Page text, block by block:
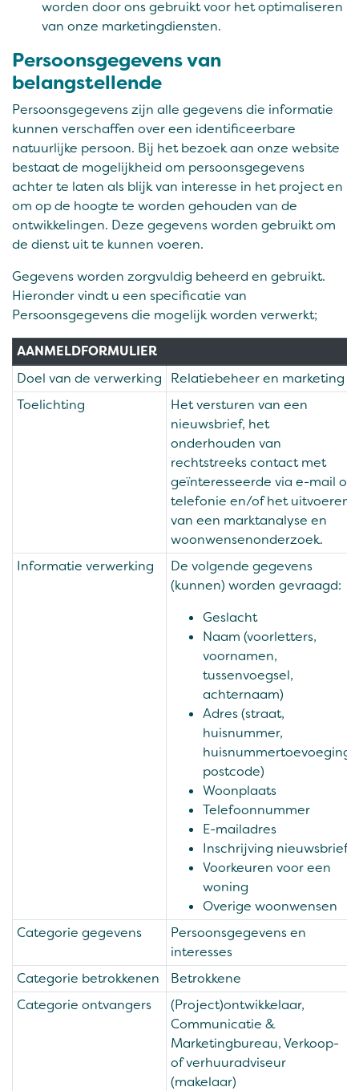
worden door ons gebruikt voor het optimaliseren
van onze marketingdiensten.
Persoonsgegevens van
belangstellende
Persoonsgegevens zijn alle gegevens die informatie
kunnen verschaffen over een identificeerbare
natuurlijke persoon. Bij het bezoek aan onze website
bestaat de mogelijkheid om persoonsgegevens
achter te laten als blijk van interesse in het project en
om op de hoogte te worden gehouden van de
ontwikkelingen. Deze gegevens worden gebruikt om
de dienst uit te kunnen voeren.
Gegevens worden zorgvuldig beheerd en gebruikt.
Hieronder vindt u een specificatie van
Persoonsgegevens die mogelijk worden verwerkt;
AANMELDFORMULIER
Doel van de verwerking
Relatiebeheer en marketing
Toelichting
Het versturen van een
nieuwsbrief, het
onderhouden van
rechtstreeks contact met
geïnteresseerde via e-mail of
telefonie en/of het uitvoeren
van een marktanalyse en
woonwensenonderzoek.
Informatie verwerking
De volgende gegevens
(kunnen) worden gevraagd:
Geslacht
Naam (voorletters,
voornamen,
tussenvoegsel,
achternaam)
Adres (straat,
huisnummer,
huisnummertoevoeging,
postcode)
Woonplaats
Telefoonnummer
E-mailadres
Inschrijving nieuwsbrief
Voorkeuren voor een
woning
Overige woonwensen
Categorie gegevens
Persoonsgegevens en
interesses
Categorie betrokkenen
Betrokkene
Categorie ontvangers
(Project)ontwikkelaar,
Communicatie &
Marketingbureau, Verkoop-
of verhuuradviseur
(makelaar)